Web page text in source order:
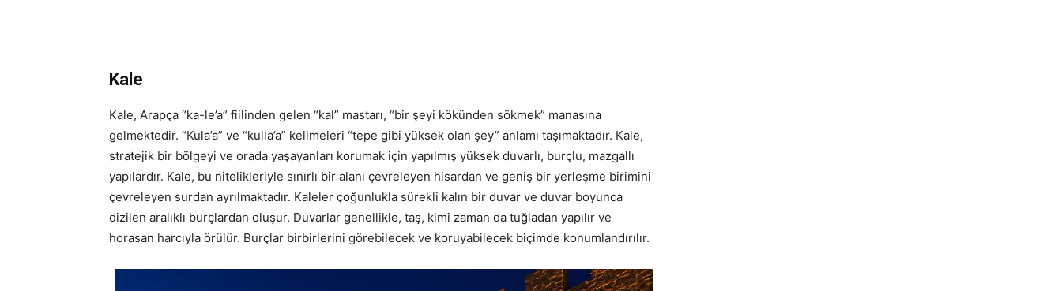
Kale
Kale, Arapça “ka-le’a” fiilinden gelen “kal” mastarı, “bir şeyi kökünden sökmek” manasına
gelmektedir. “Kula’a” ve “kulla’a” kelimeleri “tepe gibi yüksek olan şey” anlamı taşımaktadır. Kale,
stratejik bir bölgeyi ve orada yaşayanları korumak için yapılmış yüksek duvarlı, burçlu, mazgallı
yapılardır. Kale, bu nitelikleriyle sınırlı bir alanı çevreleyen hisardan ve geniş bir yerleşme birimini
çevreleyen surdan ayrılmaktadır. Kaleler çoğunlukla sürekli kalın bir duvar ve duvar boyunca
dizilen aralıklı burçlardan oluşur. Duvarlar genellikle, taş, kimi zaman da tuğladan yapılır ve
horasan harcıyla örülür. Burçlar birbirlerini görebilecek ve koruyabilecek biçimde konumlandırılır.